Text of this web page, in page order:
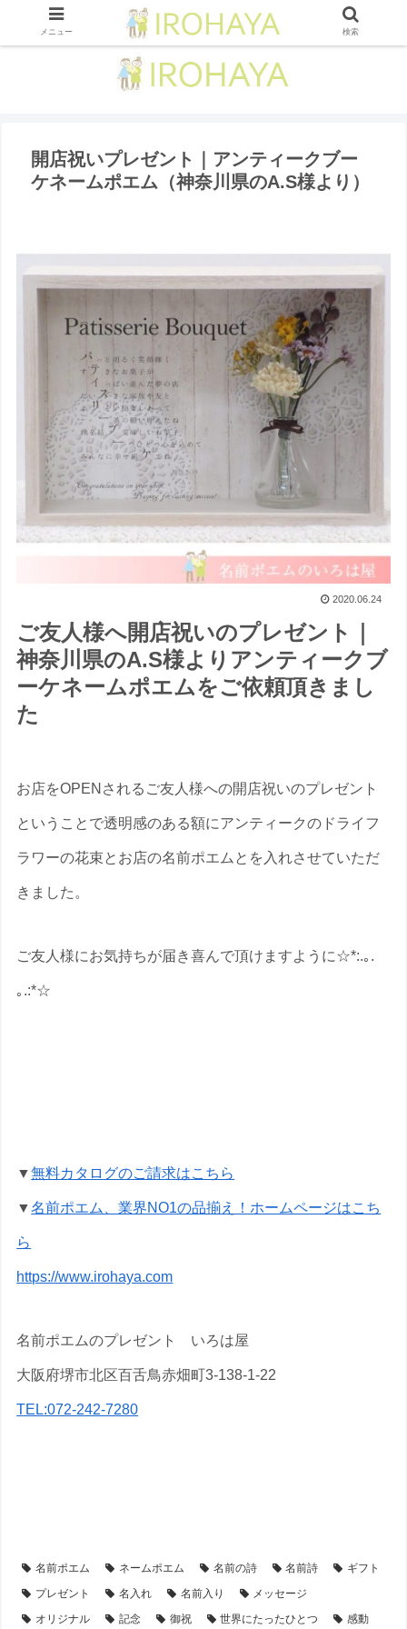
開店祝いプレゼント｜アンティークブー
ケネームポエム（神奈川県のA.S様より ）
2020.06.24
ご友人様へ開店祝いのプレゼント｜
神奈川県のA.S様よりアンティークブ
ーケネームポエムをご依頼頂きまし
た
お店をOPENされるご友人様への開店祝いのプレゼント
ということで透明感のある額にアンティークのドライフ
ラワーの花束とお店の名前ポエムとを入れさせていただ
きました。
ご友人様にお気持ちが届き喜んで頂けますように☆*:.｡.
｡.:*☆
▼無料カタログのご請求はこちら
▼名前ポエム、業界NO1の品揃え！ホームページはこち
ら
https://www.irohaya.com
名前ポエムのプレゼント いろは屋
大阪府堺市北区百舌鳥赤畑町3-138-1-22
TEL:072-242-7280
名前ポエム ネームポエム 名前の詩 名前詩
ギフト
プレゼント
名入れ 名前入り
メッセージ
オリジナル
記念 御祝 世界にたったひとつ 感動
メニュー 検索